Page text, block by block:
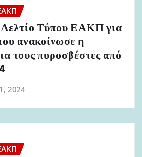
Τύπου ΕΑΚΠ για
ανακοίνωσε η
τους πυροσβέστες από
2024